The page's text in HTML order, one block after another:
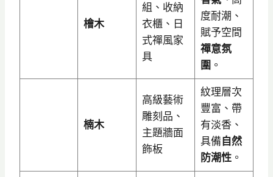
檜木
組、收納
衣櫃、日
式禪風家
具
度耐潮、
賦予空間
禪意氛
圍 。
楠木
高級藝術
雕刻品、
主題牆面
飾板
紋理層次
豐富、帶
有淡香、
具備自然
防潮性。